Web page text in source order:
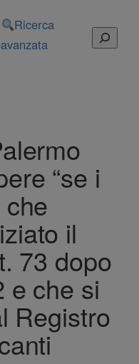
Ricerca
avanzata
Cerca
“se i
il
73 dopo
e che si
Registro